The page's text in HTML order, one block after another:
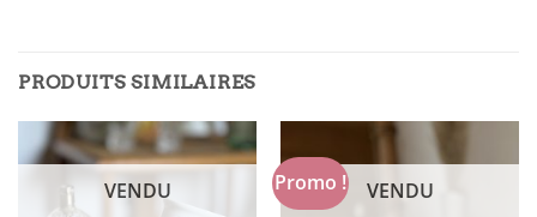
PRODUITS SIMILAIRES
VENDU Promo ! VENDU